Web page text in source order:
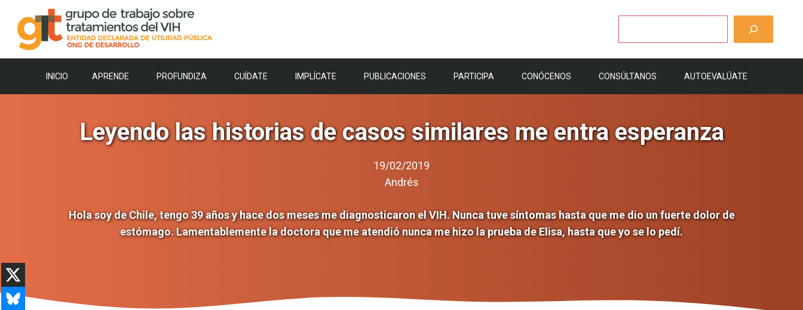
contenido
INICIO APRENDE PROFUNDIZA CUÍDATE IMPLÍCATE PUBLICACIONES PARTICIPA CONÓCENOS CONSÚLTANOS AUTOEVALÚATE
Leyendo las historias de casos similares me entra esperanza
19/02/2019
Andrés
Hola soy de Chile, tengo 39 años y hace dos meses me diagnosticaron el VIH. Nunca tuve síntomas hasta que me dio un fuerte dolor de
estómago. Lamentablemente la doctora que me atendió nunca me hizo la prueba de Elisa, hasta que yo se lo pedí.